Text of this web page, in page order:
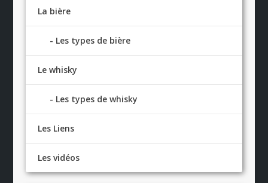
La bière
Les types de bière
Le whisky
Les types de whisky
Les Liens
Les vidéos